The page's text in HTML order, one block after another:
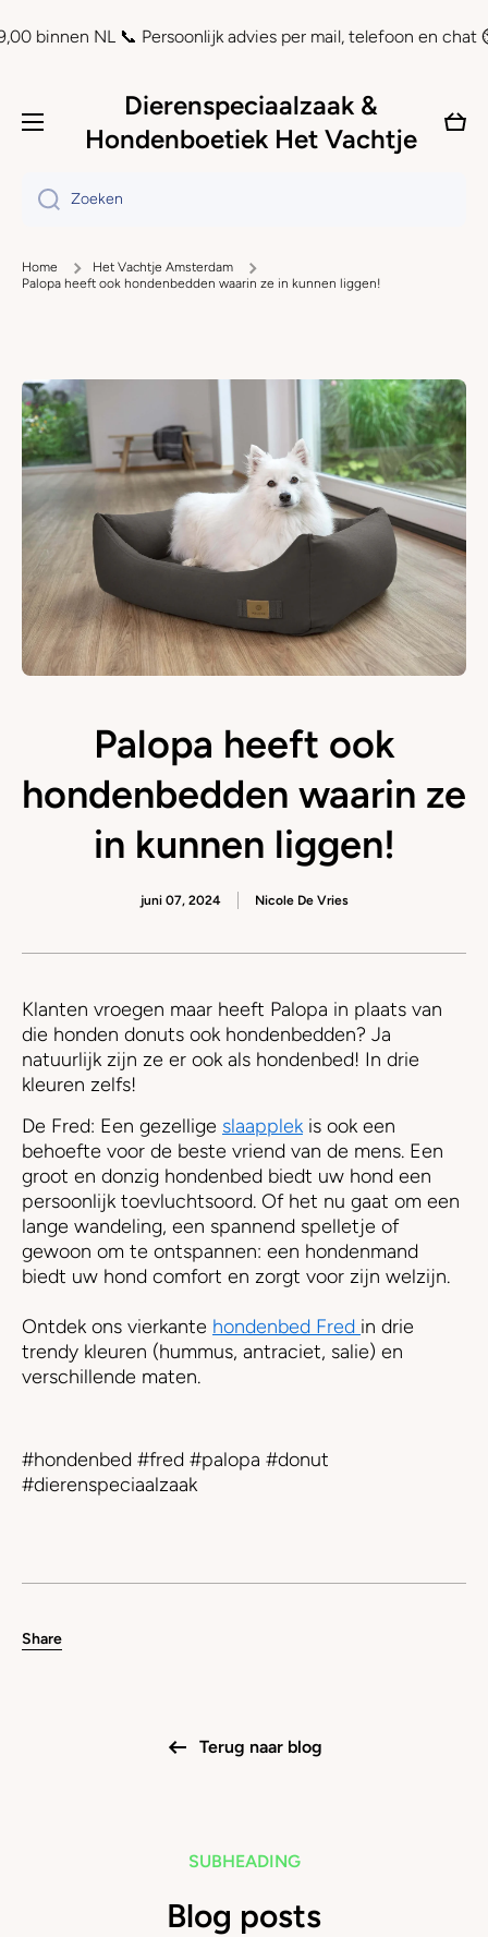
Doorgaan naar artikel
NL 📞 Persoonlijk advies per mail, telefoon en chat ⏲
Dierenspeciaalzaak &
Hondenboetiek Het Vachtje
Zoeken
Home
Het Vachtje Amsterdam
Palopa heeft ook hondenbedden waarin ze in kunnen liggen!
Palopa heeft ook
hondenbedden waarin ze
in kunnen liggen!
juni 07, 2024 Nicole De Vries
Klanten vroegen maar heeft Palopa in plaats van
die honden donuts ook hondenbedden? Ja
natuurlijk zijn ze er ook als hondenbed! In drie
kleuren zelfs!
De Fred: Een gezellige slaapplekis ook een
behoefte voor de beste vriend van de mens. Een
groot en donzig hondenbed biedt uw hond een
persoonlijk toevluchtsoord. Of het nu gaat om een ​​
lange wandeling, een spannend spelletje of
gewoon om te ontspannen: een hondenmand
biedt uw hond comfort en zorgt voor zijn welzijn.
Ontdek ons ​​vierkante hondenbed Fred in drie
trendy kleuren (hummus, antraciet, salie) en
verschillende maten.
#hondenbed #fred #palopa #donut
#dierenspeciaalzaak
Share
Terug naar blog
SUBHEADING
Blog posts